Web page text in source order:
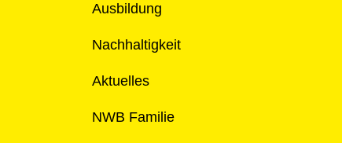
Ausbildung
Nachhaltigkeit
Aktuelles
NWB Familie